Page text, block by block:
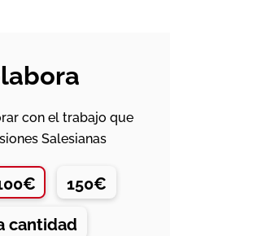
con el trabajo que
Salesianas
150€
cantidad